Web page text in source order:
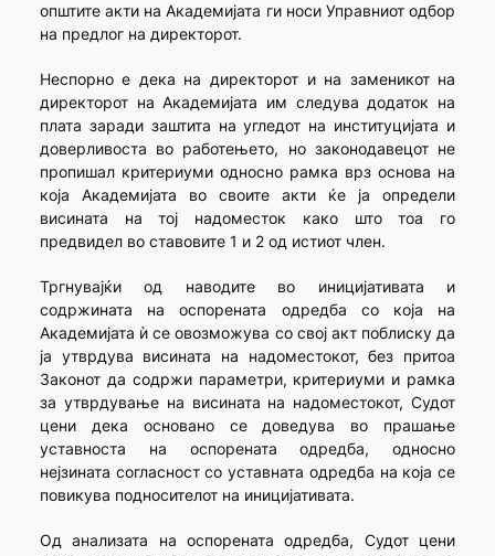
општите акти на Академијата ги носи Управниот одбор
на предлог на директорот.
Неспорно е дека на директорот и на заменикот на
директорот на Академијата им следува додаток на
плата заради заштита на угледот на институцијата и
доверливоста во работењето, но законодавецот не
пропишал критериуми односно рамка врз основа на
која Академијата во своите акти ќе ја определи
висината на тој надоместок како што тоа го
предвидел во ставовите 1 и 2 од истиот член.
Тргнувајќи од наводите во иницијативата и
содржината на оспорената одредба со која на
Академијата ѝ се овозможува со свој акт поблиску да
ја утврдува висината на надоместокот, без притоа
Законот да содржи параметри, критериуми и рамка
за утврдување на висината на надоместокот, Судот
цени дека основано се доведува во прашање
уставноста на оспорената одредба, односно
нејзината согласност со уставната одредба на која се
повикува подносителот на иницијативата.
Од анализата на оспорената одредба, Судот цени